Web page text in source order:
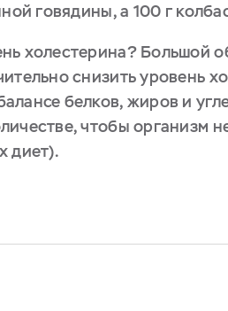
говядины, а 100 г
холестерина? Большой
снизить уровень
белков, жиров и
чтобы организм
диет).